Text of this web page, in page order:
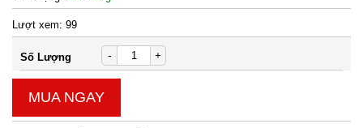
Lượt xem: 99
Số Lượng - +
MUA NGAY